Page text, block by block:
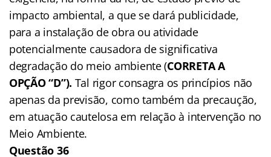
impacto ambiental, a que se dará publicidade,
para a instalação de obra ou atividade
potencialmente causadora de significativa
degradação do meio ambiente (CORRETA A
OPÇÃO “D”). Tal rigor consagra os princípios não
apenas da previsão, como também da precaução,
em atuação cautelosa em relação à intervenção no
Meio Ambiente.
Questão 36